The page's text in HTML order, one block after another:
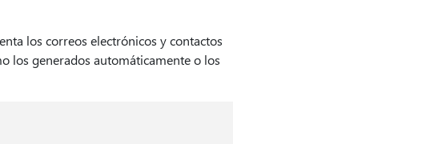
los correos electrónicos y contactos
los generados automáticamente o los